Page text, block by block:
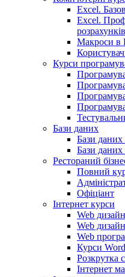
Excel.
Excel.
Макроси в
Курси
Бази даних
Бази
Бази
Рестораний
Повний
Офіціант
Інтернет курси
Web
Web
Web
Курси
Розкрутка
Інтернет